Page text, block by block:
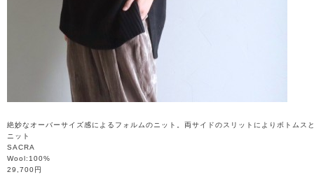
絶妙なオーバーサイズ感によるフォルムのニット。両サイドのスリットによりボトムス
ニット
SACRA
Wool:100%
29,700円